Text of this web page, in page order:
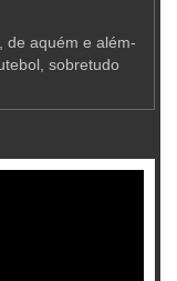
de aquém e além-
sobretudo